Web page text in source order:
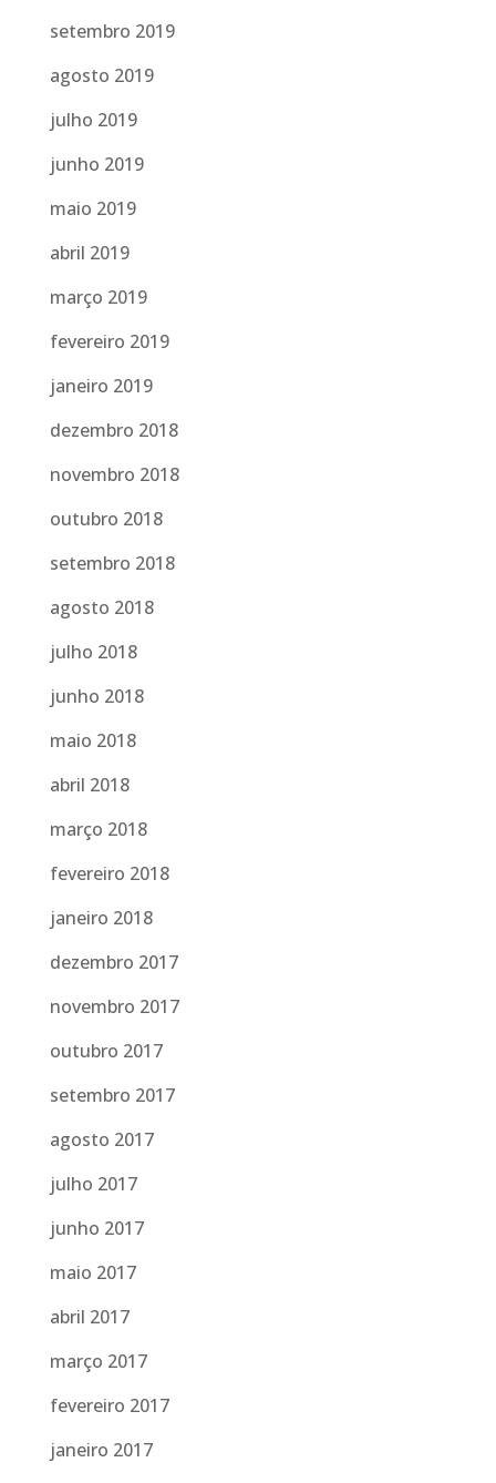
setembro 2019
agosto 2019
julho 2019
junho 2019
maio 2019
abril 2019
março 2019
fevereiro 2019
janeiro 2019
dezembro 2018
novembro 2018
outubro 2018
setembro 2018
agosto 2018
julho 2018
junho 2018
maio 2018
abril 2018
março 2018
fevereiro 2018
janeiro 2018
dezembro 2017
novembro 2017
outubro 2017
setembro 2017
agosto 2017
julho 2017
junho 2017
maio 2017
abril 2017
março 2017
fevereiro 2017
janeiro 2017